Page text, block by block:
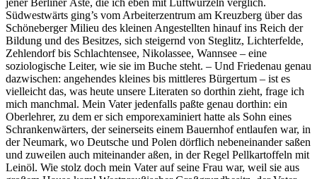
Südwestwärts ging’s vom Arbeiterzentrum am Kreuzberg über das
Schöneberger Milieu des kleinen Angestellten hinauf ins Reich der
Bildung und des Besitzes, sich steigernd von Steglitz, Lichterfelde,
Zehlendorf bis Schlachtensee, Nikolassee, Wannsee – eine
soziologische Leiter, wie sie im Buche steht. – Und Friedenau genau
dazwischen: angehendes kleines bis mittleres Bürgertum – ist es
vielleicht das, was heute unsere Literaten so dorthin zieht, frage ich
mich manchmal. Mein Vater jedenfalls paßte genau dorthin: ein
Oberlehrer, zu dem er sich emporexaminiert hatte als Sohn eines
Schrankenwärters, der seinerseits einem Bauernhof entlaufen war, in
der Neumark, wo Deutsche und Polen dörflich nebeneinander saßen
und zuweilen auch miteinander aßen, in der Regel Pellkartoffeln mit
Leinöl. Wie stolz doch mein Vater auf seine Frau war, weil sie aus